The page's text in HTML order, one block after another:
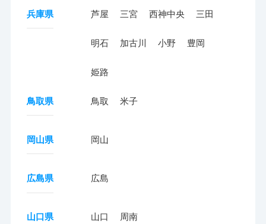
兵庫県 芦屋 三宮 西神中央 三田
明石 加古川 小野 豊岡
姫路
鳥取県 鳥取 米子
岡山県 岡山
広島県 広島
山口県 山口 周南